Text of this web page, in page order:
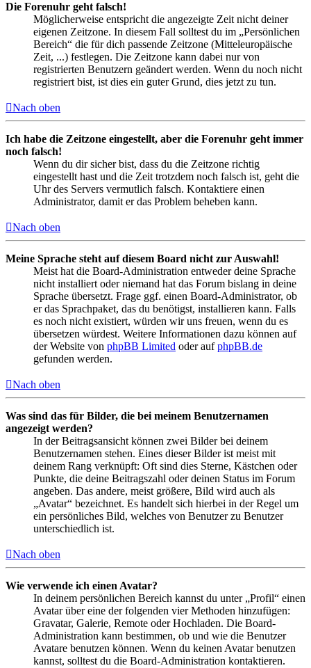
Die Forenuhr geht falsch!
Möglicherweise entspricht die angezeigte Zeit nicht deiner
eigenen Zeitzone. In diesem Fall solltest du im „Persönlichen
Bereich“ die für dich passende Zeitzone (Mitteleuropäische
Zeit, ...) festlegen. Die Zeitzone kann dabei nur von
registrierten Benutzern geändert werden. Wenn du noch nicht
registriert bist, ist dies ein guter Grund, dies jetzt zu tun.
Nach oben
Ich habe die Zeitzone eingestellt, aber die Forenuhr geht immer
noch falsch!
Wenn du dir sicher bist, dass du die Zeitzone richtig
eingestellt hast und die Zeit trotzdem noch falsch ist, geht die
Uhr des Servers vermutlich falsch. Kontaktiere einen
Administrator, damit er das Problem beheben kann.
Nach oben
Meine Sprache steht auf diesem Board nicht zur Auswahl!
Meist hat die Board-Administration entweder deine Sprache
nicht installiert oder niemand hat das Forum bislang in deine
Sprache übersetzt. Frage ggf. einen Board-Administrator, ob
er das Sprachpaket, das du benötigst, installieren kann. Falls
es noch nicht existiert, würden wir uns freuen, wenn du es
übersetzen würdest. Weitere Informationen dazu können auf
der Website von phpBB Limited oder aufphpBB.de
gefunden werden.
Nach oben
Was sind das für Bilder, die bei meinem Benutzernamen
angezeigt werden?
In der Beitragsansicht können zwei Bilder bei deinem
Benutzernamen stehen. Eines dieser Bilder ist meist mit
deinem Rang verknüpft: Oft sind dies Sterne, Kästchen oder
Punkte, die deine Beitragszahl oder deinen Status im Forum
angeben. Das andere, meist größere, Bild wird auch als
„Avatar“ bezeichnet. Es handelt sich hierbei in der Regel um
ein persönliches Bild, welches von Benutzer zu Benutzer
unterschiedlich ist.
Nach oben
Wie verwende ich einen Avatar?
In deinem persönlichen Bereich kannst du unter „Profil“ einen
Avatar über eine der folgenden vier Methoden hinzufügen:
Gravatar, Galerie, Remote oder Hochladen. Die Board-
Administration kann bestimmen, ob und wie die Benutzer
Avatare benutzen können. Wenn du keinen Avatar benutzen
kannst, solltest du die Board-Administration kontaktieren.